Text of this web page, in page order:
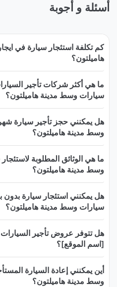
أسئلة و أجوبة
كم تكلفة استئجار سيارة في
هاميلتون؟
ما هي أكثر شركات تأجير
سيارات وسط مدينة هاميلتون؟
هل يمكنني حجز تأجير سيارة
وسط مدينة هاميلتون؟
ما هي الوثائق المطلوبة
وسط مدينة هاميلتون؟
هل يمكنني استئجار سيارة بدون
سيارات وسط مدينة هاميلتون؟
هل تتوفر عروض تأجير
[اسم الموقع]؟
أين يمكنني إعادة السيارة
وسط مدينة هاميلتون؟